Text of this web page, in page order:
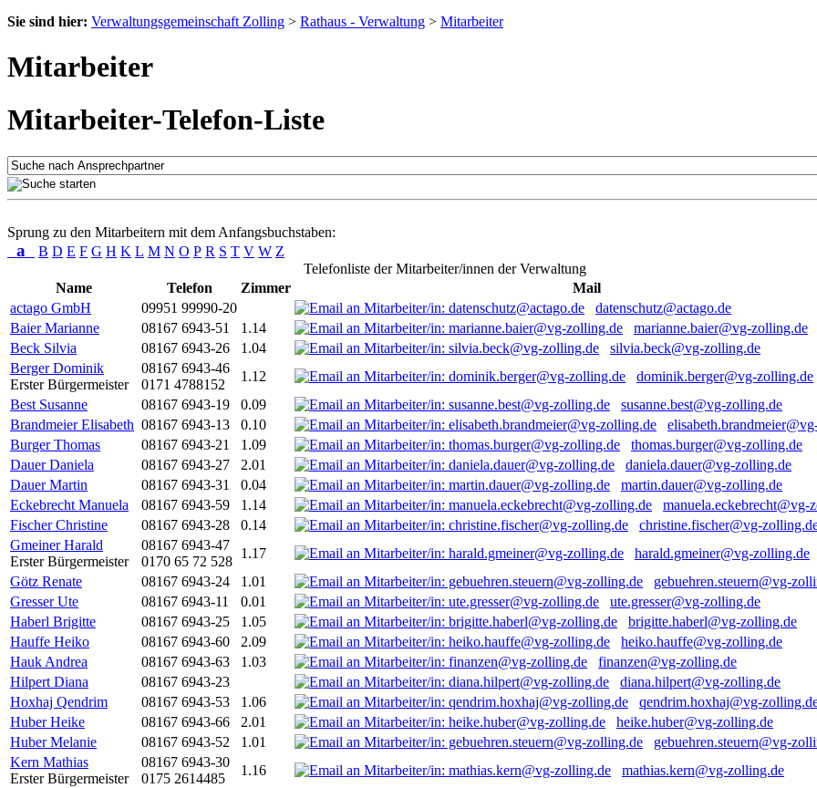
Sie sind hier: Verwaltungsgemeinschaft Zolling > Rathaus - Verwaltung > Mitarbeiter
Mitarbeiter
Mitarbeiter-Telefon-Liste
Sprung zu den Mitarbeitern mit dem Anfangsbuchstaben:
a B D E F G H K L M N O P R S T V W Z
Telefonliste der Mitarbeiter/innen der Verwaltung
Name
Telefon Zimmer
Mail
actago GmbH
09951 99990-20
datenschutz@actago.de
Baier Marianne
08167 6943-51 1.14
marianne.baier@vg-zolling.de
Beck Silvia
08167 6943-26 1.04
silvia.beck@vg-zolling.de
Berger Dominik
Erster Bürgermeister
08167 6943-46
0171 4788152
1.12
dominik.berger@vg-zolling.de
Best Susanne
08167 6943-19 0.09
susanne.best@vg-zolling.de
Brandmeier Elisabeth 08167 6943-13 0.10
Burger Thomas
08167 6943-21 1.09
thomas.burger@vg-zolling.de
Dauer Daniela
08167 6943-27 2.01
daniela.dauer@vg-zolling.de
Dauer Martin
08167 6943-31 0.04
martin.dauer@vg-zolling.de
Eckebrecht Manuela
08167 6943-59 1.14
manuela.eckebrecht@vg-
Fischer Christine
08167 6943-28 0.14
christine.fischer@vg-
Gmeiner Harald
Erster Bürgermeister
08167 6943-47
0170 65 72 528
1.17
harald.gmeiner@vg-zolling.de
Götz Renate
08167 6943-24 1.01
gebuehren.steuern@vg-
Gresser Ute
08167 6943-11 0.01
ute.gresser@vg-zolling.de
Haberl Brigitte
08167 6943-25 1.05
brigitte.haberl@vg-zolling.de
Hauffe Heiko
08167 6943-60 2.09
heiko.hauffe@vg-zolling.de
Hauk Andrea
08167 6943-63 1.03
finanzen@vg-zolling.de
Hilpert Diana
08167 6943-23
diana.hilpert@vg-zolling.de
Hoxhaj Qendrim
08167 6943-53 1.06
qendrim.hoxhaj@vg-
Huber Heike
08167 6943-66 2.01
heike.huber@vg-zolling.de
Huber Melanie
08167 6943-52 1.01
gebuehren.steuern@vg-
Kern Mathias
Erster Bürgermeister
08167 6943-30
0175 2614485
1.16
mathias.kern@vg-zolling.de